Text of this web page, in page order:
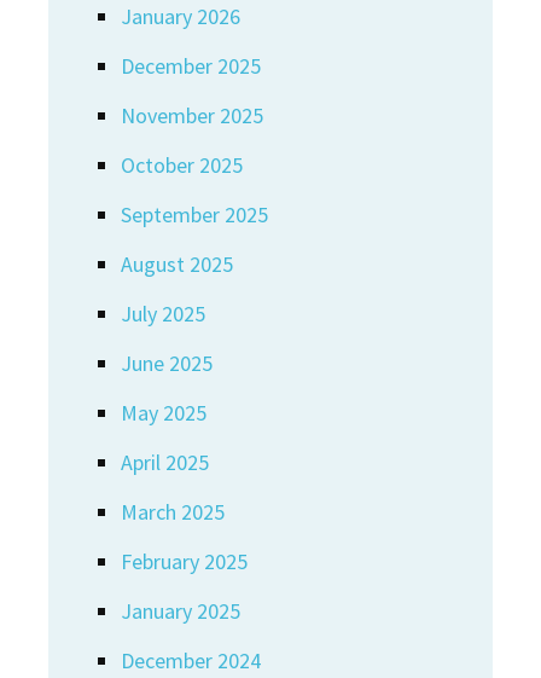
January 2026
December 2025
November 2025
October 2025
September 2025
August 2025
July 2025
June 2025
May 2025
April 2025
March 2025
February 2025
January 2025
December 2024